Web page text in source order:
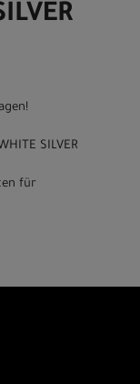
SILVER
für